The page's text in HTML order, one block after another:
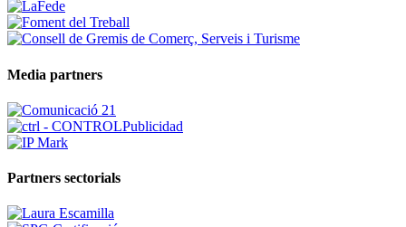
Media partners
Partners sectorials